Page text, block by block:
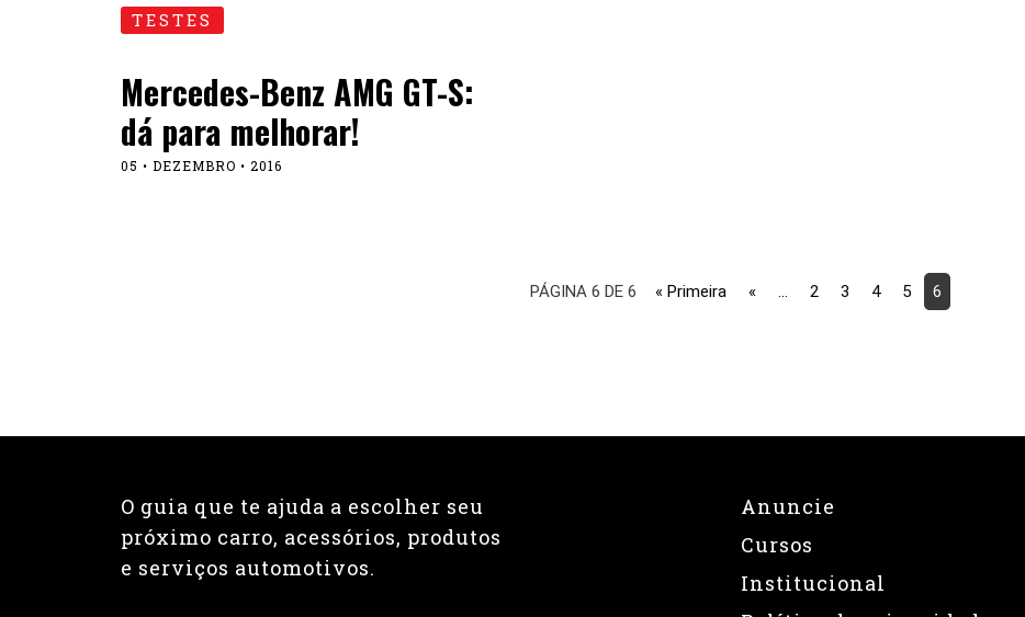
TESTES
Mercedes-Benz AMG GT-S:
dá para melhorar!
05 • DEZEMBRO • 2016
PÁGINA 6 DE 6 « Primeira « ... 2 3 4 5 6
O guia que te ajuda a escolher seu
próximo carro, acessórios, produtos
e serviços automotivos.
Anuncie
Cursos
Institucional